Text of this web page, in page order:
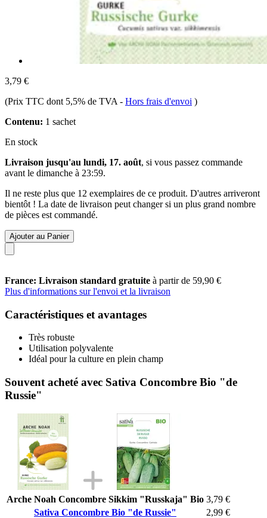
3,79 €
(Prix TTC dont 5,5% de TVA - Hors frais d'envoi )
Contenu: 1 sachet
En stock
Livraison jusqu'au lundi, 17. août, si vous passez commande
avant le dimanche à 23:59.
Il ne reste plus que 12 exemplaires de ce produit. D'autres arriveront
bientôt ! La date de livraison peut changer si un plus grand nombre
de pièces est commandé.
Ajouter au Panier
France: Livraison standard gratuite à partir de 59,90 €
Plus d'informations sur l'envoi et la livraison
Caractéristiques et avantages
Très robuste
Utilisation polyvalente
Idéal pour la culture en plein champ
Souvent acheté avec Sativa Concombre Bio "de
Russie"
Arche Noah Concombre Sikkim "Russkaja" Bio 3,79 €
Sativa Concombre Bio "de Russie"
2,99 €